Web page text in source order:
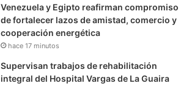
m
Venezuela y Egipto reafirman compromiso
de fortalecer lazos de amistad, comercio y
cooperación energética
hace 17 minutos
Supervisan trabajos de rehabilitación
integral del Hospital Vargas de La Guaira